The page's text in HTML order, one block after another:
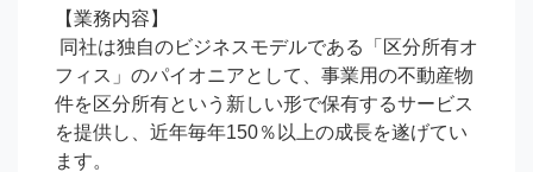
【業務内容】
フィス」のパイオニアとして、事業用の不動産物
件を区分所有という新しい形で保有するサービス
を提供し、近年毎年150％以上の成長を遂げてい
ます。